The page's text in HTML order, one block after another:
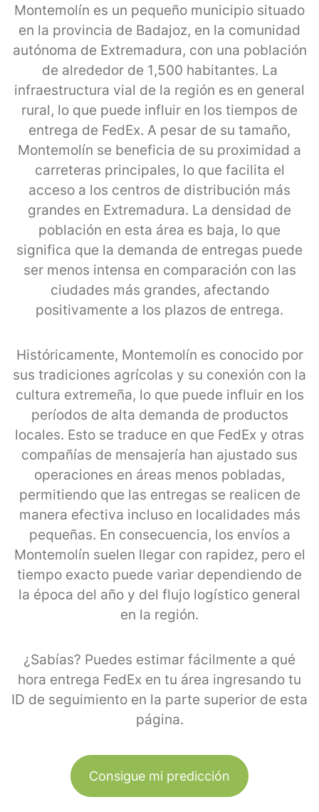
Montemolín es un pequeño municipio situado
en la provincia de Badajoz, en la comunidad
autónoma de Extremadura, con una población
de alrededor de 1,500 habitantes. La
infraestructura vial de la región es en general
rural, lo que puede influir en los tiempos de
entrega de FedEx. A pesar de su tamaño,
Montemolín se beneficia de su proximidad a
carreteras principales, lo que facilita el
acceso a los centros de distribución más
grandes en Extremadura. La densidad de
población en esta área es baja, lo que
significa que la demanda de entregas puede
ser menos intensa en comparación con las
ciudades más grandes, afectando
positivamente a los plazos de entrega.
Históricamente, Montemolín es conocido por
sus tradiciones agrícolas y su conexión con la
cultura extremeña, lo que puede influir en los
períodos de alta demanda de productos
locales. Esto se traduce en que FedEx y otras
compañías de mensajería han ajustado sus
operaciones en áreas menos pobladas,
permitiendo que las entregas se realicen de
manera efectiva incluso en localidades más
pequeñas. En consecuencia, los envíos a
Montemolín suelen llegar con rapidez, pero el
tiempo exacto puede variar dependiendo de
la época del año y del flujo logístico general
en la región.
¿Sabías? Puedes estimar fácilmente a qué
hora entrega FedEx en tu área ingresando tu
ID de seguimiento en la parte superior de esta
página.
Consigue mi predicción